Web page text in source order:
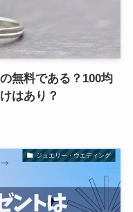
無料である？100均
はあり？
ジュエリー・ウエディング